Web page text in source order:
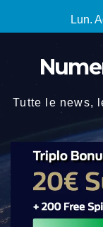
al
Lun.
Tutte le news,